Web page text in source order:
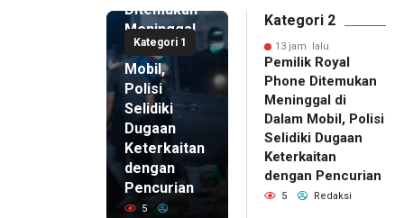
Kategori 1
Ditemukan
Meninggal
di Dalam
Mobil,
Polisi
Selidiki
Dugaan
Keterkaitan
dengan
Pencurian
5
Kategori 2
13 jam lalu
Pemilik Royal
Phone Ditemukan
Meninggal di
Dalam Mobil, Polisi
Selidiki Dugaan
Keterkaitan
dengan Pencurian
5 Redaksi